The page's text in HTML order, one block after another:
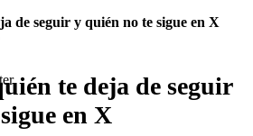
de seguir y quién no te sigue en X
te deja de seguir
en X